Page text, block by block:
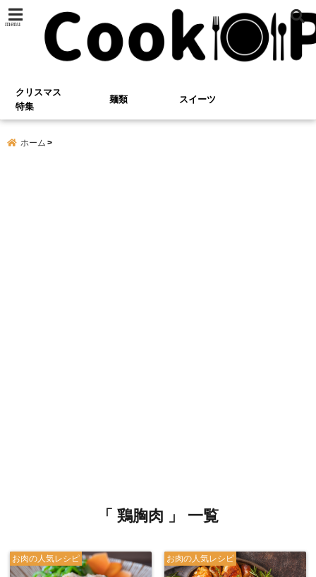
menu
クリスマス
特集
麺類 スイーツ
ホーム
「 鶏胸肉 」 一覧
お肉の人気レシピ お肉の人気レシピ